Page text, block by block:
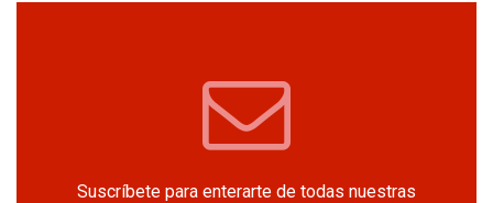
Suscríbete para enterarte de todas nuestras